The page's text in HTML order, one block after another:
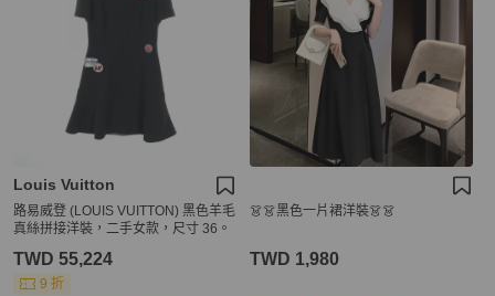
Louis Vuitton
路易威登 (LOUIS VUITTON) 黑色羊毛
真絲拼接洋裝，二手女款，尺寸 36。
TWD 55,224
9 折
👗👗黑色一片裙洋裝👗👗
TWD 1,980